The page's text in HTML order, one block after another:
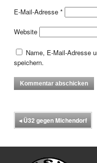
E-Mail-Adresse *
Website
Name, E-Mail-Adresse
speichern.
◂Ü32 gegen Michendorf